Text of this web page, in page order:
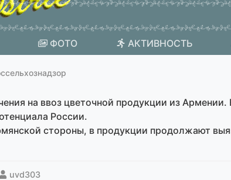
ФОТО АКТИВНОСТЬ
на ввоз цветочной продукции из
России.
стороны, в продукции продолжают
uvd303